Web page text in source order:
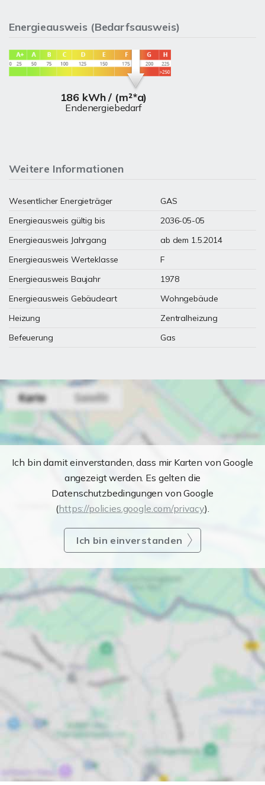
Energieausweis (Bedarfsausweis)
186 kWh / (m²*a)
Endenergiebedarf
Weitere Informationen
Wesentlicher Energieträger
GAS
Energieausweis gültig bis
2036-05-05
Energieausweis Jahrgang
ab dem 1.5.2014
Energieausweis Werteklasse
F
Energieausweis Baujahr
1978
Energieausweis Gebäudeart
Wohngebäude
Heizung
Zentralheizung
Befeuerung
Gas
Ich bin damit einverstanden, dass mir Karten von Google
angezeigt werden. Es gelten die
Datenschutzbedingungen von Google
(https://policies.google.com/privacy).
Ich bin einverstanden